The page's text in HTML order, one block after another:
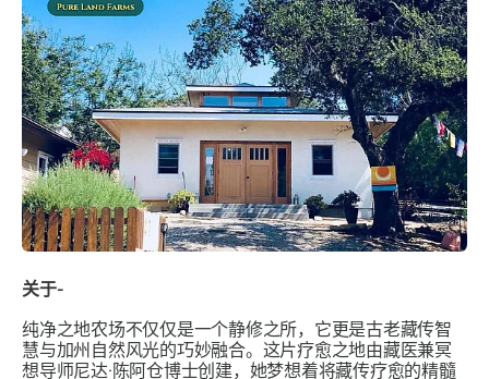
关于-
纯净之地农场不仅仅是一个静修之所，它更是古老藏传智
慧与加州自然风光的巧妙融合。这片疗愈之地由藏医兼冥
想导师尼达·陈阿仓博士创建，她梦想着将藏传疗愈的精髓